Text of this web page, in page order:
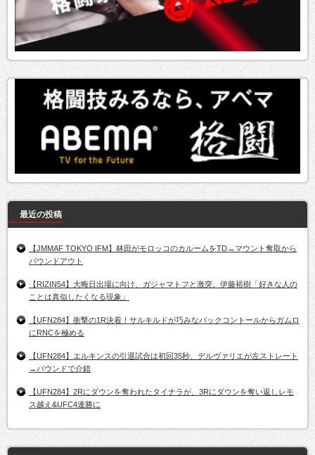
最近の投稿
【JMMAF TOKYO IFM】林田がモロッコのカルームをTD→マウント奪取から
パウンドアウト
【RIZIN54】大晦日出場に向け、ガジャマトフと激突。伊藤裕樹「好きな人の
ことは真似したくなる現象」
【UFN284】衝撃の1R決着！サルキルドが巧みなバックコントールからガムロ
にRNCを極める
【UFN284】エルキンスの引退試合は初回35秒、デルヴァリエが左ストレート
→パウンドで介錯
【UFN284】2Rにダウンを奪われたタイナラが、3Rにダウンを奪い返しレモ
ス越え&UFC4連勝に